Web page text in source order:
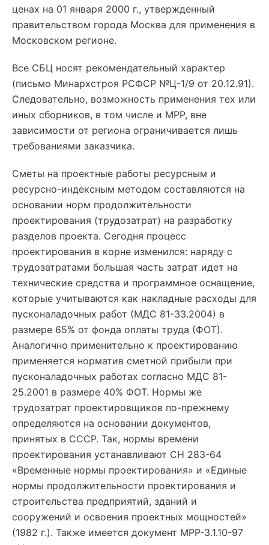
ценах на 01 января 2000 г., утвержденный
правительством города Москва для применения в
Московском регионе.
Все СБЦ носят рекомендательный характер
(письмо Минархстроя РСФСР №Ц-1/9 от 20.12.91).
Следовательно, возможность применения тех или
иных сборников, в том числе и МРР, вне
зависимости от региона ограничивается лишь
требованиями заказчика.
Сметы на проектные работы ресурсным и
ресурсно-индексным методом составляются на
основании норм продолжительности
проектирования (трудозатрат) на разработку
разделов проекта. Сегодня процесс
проектирования в корне изменился: наряду с
трудозатратами большая часть затрат идет на
технические средства и программное оснащение,
которые учитываются как накладные расходы для
пусконаладочных работ (МДС 81-33.2004) в
размере 65% от фонда оплаты труда (ФОТ).
Аналогично применительно к проектированию
применяется норматив сметной прибыли при
пусконаладочных работах согласно МДС 81-
25.2001 в размере 40% ФОТ. Нормы же
трудозатрат проектировщиков по-прежнему
определяются на основании документов,
принятых в СССР. Так, нормы времени
проектирования устанавливают СН 283-64
«Временные нормы проектирования» и «Единые
нормы продолжительности проектирования и
строительства предприятий, зданий и
сооружений и освоения проектных мощностей»
(1982 г.). Также имеется документ МРР-3.1.10-97